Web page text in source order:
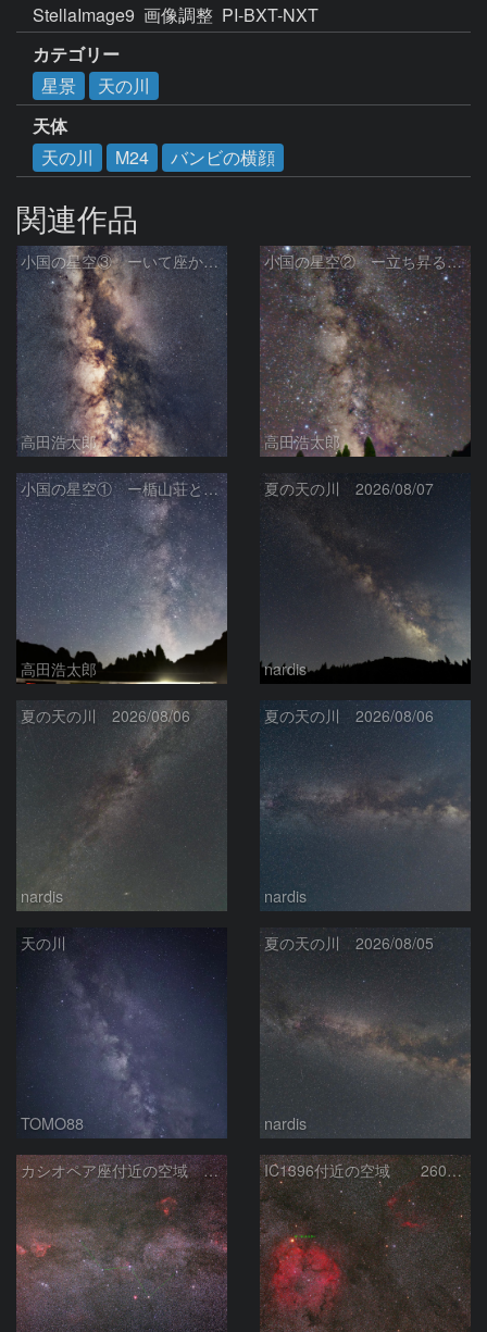
StellaImage9  画像調整  PI-BXT-NXT
カテゴリー
星景
天の川
天体
天の川
M24 バンビの横顔
関連作品
小国の星空③ ーいて座からわし座にかけての銀河ー
高田浩太郎
小国の星空② ー立ち昇る天の川ー
高田浩太郎
小国の星空① ー楯山荘と天の川ー
高田浩太郎
夏の天の川 2026/08/07
nardis
夏の天の川 2026/08/06
nardis
夏の天の川 2026/08/06
nardis
天の川
TOMO88
夏の天の川 2026/08/05
nardis
カシオペア座付近の空域 260720 IC1396付近の空域 260720